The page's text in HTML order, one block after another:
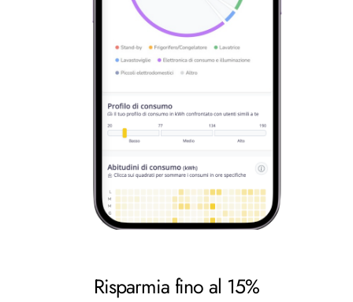
Risparmia fino al 15%